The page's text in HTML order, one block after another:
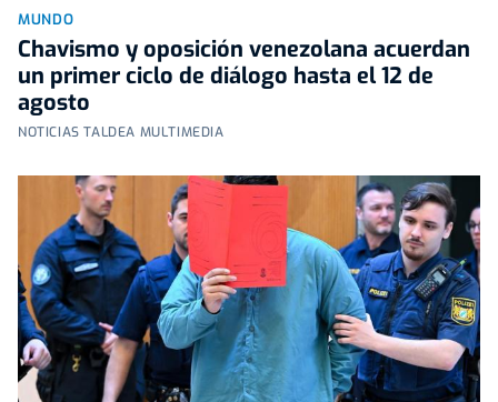
MUNDO
Chavismo y oposición venezolana acuerdan
un primer ciclo de diálogo hasta el 12 de
agosto
NOTICIAS TALDEA MULTIMEDIA